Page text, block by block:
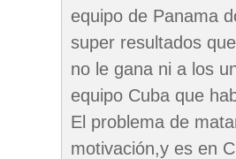
equipo de Panama
super resultados
no le gana ni a los
equipo Cuba que
El problema de
motivación,y es en